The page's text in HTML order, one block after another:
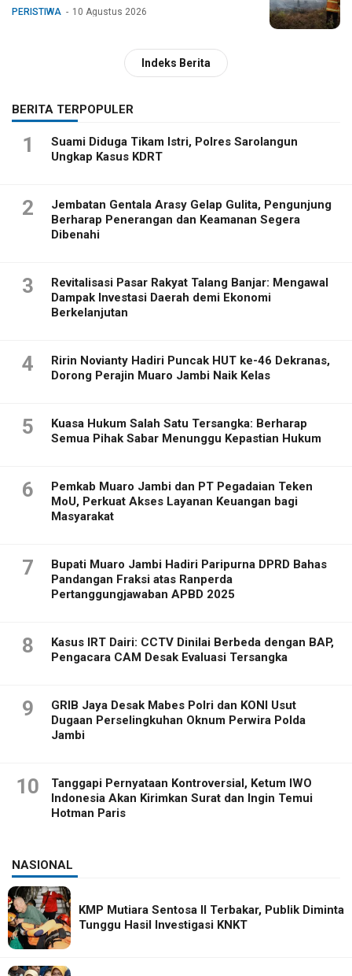
PERISTIWA 10 Agustus 2026
Indeks Berita
BERITA TERPOPULER
1
Suami Diduga Tikam Istri, Polres Sarolangun
Ungkap Kasus KDRT
2
Jembatan Gentala Arasy Gelap Gulita, Pengunjung
Berharap Penerangan dan Keamanan Segera
Dibenahi
3
Revitalisasi Pasar Rakyat Talang Banjar: Mengawal
Dampak Investasi Daerah demi Ekonomi
Berkelanjutan
4
Ririn Novianty Hadiri Puncak HUT ke-46 Dekranas,
Dorong Perajin Muaro Jambi Naik Kelas
5
Kuasa Hukum Salah Satu Tersangka: Berharap
Semua Pihak Sabar Menunggu Kepastian Hukum
6
Pemkab Muaro Jambi dan PT Pegadaian Teken
MoU, Perkuat Akses Layanan Keuangan bagi
Masyarakat
7
Bupati Muaro Jambi Hadiri Paripurna DPRD Bahas
Pandangan Fraksi atas Ranperda
Pertanggungjawaban APBD 2025
8
Kasus IRT Dairi: CCTV Dinilai Berbeda dengan BAP,
Pengacara CAM Desak Evaluasi Tersangka
9
GRIB Jaya Desak Mabes Polri dan KONI Usut
Dugaan Perselingkuhan Oknum Perwira Polda
Jambi
10
Tanggapi Pernyataan Kontroversial, Ketum IWO
Indonesia Akan Kirimkan Surat dan Ingin Temui
Hotman Paris
NASIONAL
KMP Mutiara Sentosa II Terbakar, Publik Diminta
Tunggu Hasil Investigasi KNKT